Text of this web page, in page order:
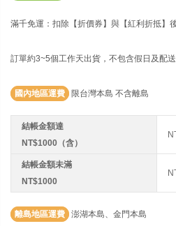
滿千免運：扣除【折價券】與【紅利折抵】
訂單約3~5個工作天出貨，不包含假日及配
國內地區運費 限台灣本島 不含離島
結帳金額達
NT$1000（含）
結帳金額未滿
NT$1000
離島地區運費 澎湖本島、金門本島